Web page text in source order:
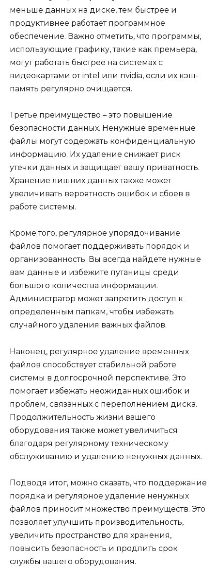
меньше данных на диске, тем быстрее и
продуктивнее работает программное
обеспечение. Важно отметить, что программы,
использующие графику, такие как премьера,
могут работать быстрее на системах с
видеокартами от intel или nvidia, если их кэш-
память регулярно очищается.
Третье преимущество – это повышение
безопасности данных. Ненужные временные
файлы могут содержать конфиденциальную
информацию. Их удаление снижает риск
утечки данных и защищает вашу приватность.
Хранение лишних данных также может
увеличивать вероятность ошибок и сбоев в
работе системы.
Кроме того, регулярное упорядочивание
файлов помогает поддерживать порядок и
организованность. Вы всегда найдете нужные
вам данные и избежите путаницы среди
большого количества информации.
Администратор может запретить доступ к
определенным папкам, чтобы избежать
случайного удаления важных файлов.
Наконец, регулярное удаление временных
файлов способствует стабильной работе
системы в долгосрочной перспективе. Это
помогает избежать неожиданных ошибок и
проблем, связанных с переполнением диска.
Продолжительность жизни вашего
оборудования также может увеличиться
благодаря регулярному техническому
обслуживанию и удалению ненужных данных.
Подводя итог, можно сказать, что поддержание
порядка и регулярное удаление ненужных
файлов приносит множество преимуществ. Это
позволяет улучшить производительность,
увеличить пространство для хранения,
повысить безопасность и продлить срок
службы вашего оборудования.